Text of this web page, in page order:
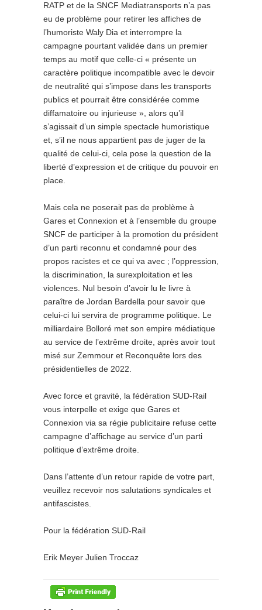
RATP et de la SNCF Mediatransports n’a pas
eu de problème pour retirer les affiches de
l’humoriste Waly Dia et interrompre la
campagne pourtant validée dans un premier
temps au motif que celle-ci « présente un
caractère politique incompatible avec le devoir
de neutralité qui s’impose dans les transports
publics et pourrait être considérée comme
diffamatoire ou injurieuse », alors qu’il
s’agissait d’un simple spectacle humoristique
et, s’il ne nous appartient pas de juger de la
qualité de celui-ci, cela pose la question de la
liberté d’expression et de critique du pouvoir en
place.
Mais cela ne poserait pas de problème à
Gares et Connexion et à l’ensemble du groupe
SNCF de participer à la promotion du président
d’un parti reconnu et condamné pour des
propos racistes et ce qui va avec ; l’oppression,
la discrimination, la surexploitation et les
violences. Nul besoin d’avoir lu le livre à
paraître de Jordan Bardella pour savoir que
celui-ci lui servira de programme politique. Le
milliardaire Bolloré met son empire médiatique
au service de l’extrême droite, après avoir tout
misé sur Zemmour et Reconquête lors des
présidentielles de 2022.
Avec force et gravité, la fédération SUD-Rail
vous interpelle et exige que Gares et
Connexion via sa régie publicitaire refuse cette
campagne d’affichage au service d’un parti
politique d’extrême droite.
Dans l’attente d’un retour rapide de votre part,
veuillez recevoir nos salutations syndicales et
antifascistes.
Pour la fédération SUD-Rail
Erik Meyer Julien Troccaz